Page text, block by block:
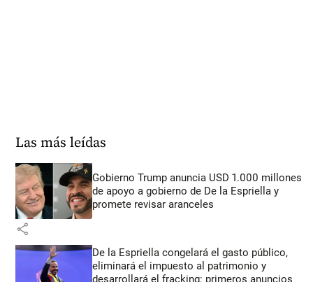
Las más leídas
Gobierno Trump anuncia USD 1.000 millones
de apoyo a gobierno de De la Espriella y
promete revisar aranceles
share
De la Espriella congelará el gasto público,
eliminará el impuesto al patrimonio y
desarrollará el fracking: primeros anuncios